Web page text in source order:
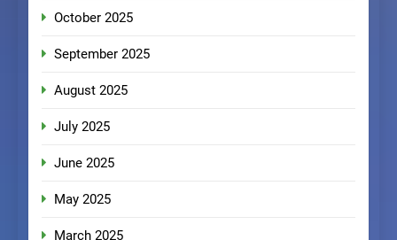
October 2025
September 2025
August 2025
July 2025
June 2025
May 2025
March 2025